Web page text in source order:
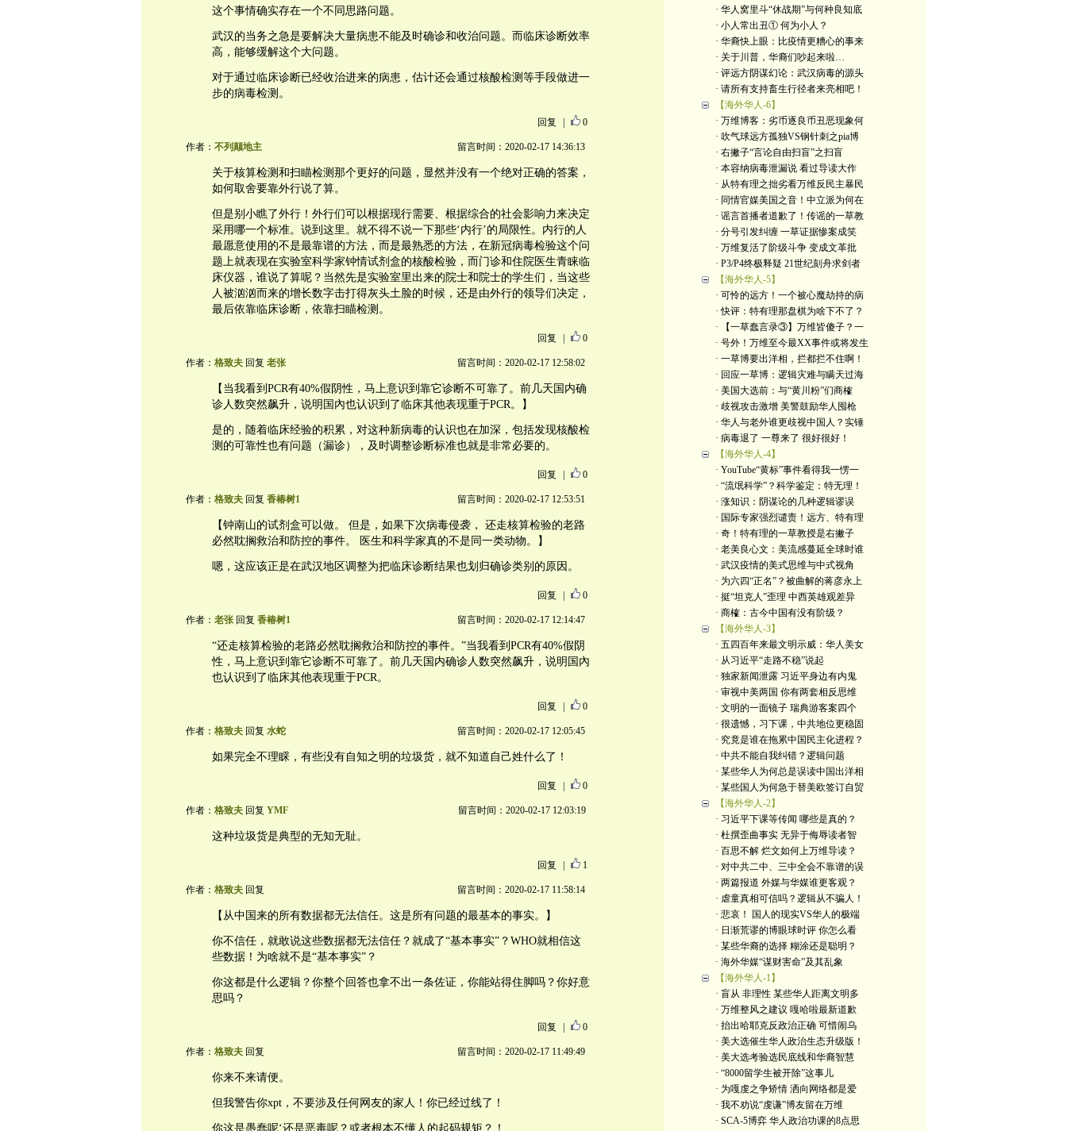
这个事情确实存在一个不同思路问题。
武汉的当务之急是要解决大量病患不能及时确诊和收治问题。而临床诊断效率
高，能够缓解这个大问题。
对于通过临床诊断已经收治进来的病患，估计还会通过核酸检测等手段做进一
步的病毒检测。
回复 0
作者： 不列颠地主 留言时间：2020-02-17 14:36:13
关于核算检测和扫瞄检测那个更好的问题，显然并没有一个绝对正确的答案，
如何取舍要靠外行说了算。
但是别小瞧了外行！外行们可以根据现行需要、根据综合的社会影响力来决定
采用哪一个标准。说到这里。就不得不说一下那些‘内行’的局限性。内行的人
最愿意使用的不是最靠谱的方法，而是最熟悉的方法，在新冠病毒检验这个问
题上就表现在实验室科学家钟情试剂盒的核酸检验，而门诊和住院医生青睐临
床仪器，谁说了算呢？当然先是实验室里出来的院士和院士的学生们，当这些
人被汹汹而来的增长数字击打得灰头土脸的时候，还是由外行的领导们决定，
最后依靠临床诊断，依靠扫瞄检测。
回复 0
作者： 格致夫回复 老张 留言时间：2020-02-17 12:58:02
【当我看到PCR有40%假阴性，马上意识到靠它诊断不可靠了。前几天国内确
诊人数突然飙升，说明国內也认识到了临床其他表现重于PCR。】
是的，随着临床经验的积累，对这种新病毒的认识也在加深，包括发现核酸检
测的可靠性也有问题（漏诊），及时调整诊断标准也就是非常必要的。
回复 0
作者： 格致夫回复 香椿树1 留言时间：2020-02-17 12:53:51
【钟南山的试剂盒可以做。 但是，如果下次病毒侵袭， 还走核算检验的老路
必然耽搁救治和防控的事件。 医生和科学家真的不是同一类动物。】
嗯，这应该正是在武汉地区调整为把临床诊断结果也划归确诊类别的原因。
回复 0
作者： 老张回复 香椿树1 留言时间：2020-02-17 12:14:47
“还走核算检验的老路必然耽搁救治和防控的事件。”当我看到PCR有40%假阴
性，马上意识到靠它诊断不可靠了。前几天国内确诊人数突然飙升，说明国內
也认识到了临床其他表现重于PCR。
回复 0
作者： 格致夫回复 水蛇 留言时间：2020-02-17 12:05:45
如果完全不理睬，有些没有自知之明的垃圾货，就不知道自己姓什么了！
回复 0
作者： 格致夫回复 YMF 留言时间：2020-02-17 12:03:19
这种垃圾货是典型的无知无耻。
回复 1
作者： 格致夫回复 留言时间：2020-02-17 11:58:14
【从中国来的所有数据都无法信任。这是所有问题的最基本的事实。】
你不信任，就敢说这些数据都无法信任？就成了“基本事实”？WHO就相信这
些数据！为啥就不是“基本事实”？
你这都是什么逻辑？你整个回答也拿不出一条佐证，你能站得住脚吗？你好意
思吗？
回复 0
作者： 格致夫回复 留言时间：2020-02-17 11:49:49
你来不来请便。
但我警告你xpt，不要涉及任何网友的家人！你已经过线了！
你这是愚蠢呢‘还是恶毒呢？或者根本不懂人的起码规矩？！
· 华人窝里斗“休战期”与何种良知底
· 小人常出丑① 何为小人？
· 华裔快上眼：比疫情更糟心的事来
· 关于川普，华裔们吵起来啦…
· 评远方阴谋幻论：武汉病毒的源头
· 请所有支持畜生行径者来亮相吧！
【海外华人-6】
· 万维博客：劣币逐良币丑恶现象何
· 吹气球远方孤独VS钢针刺之pia博
· 右撇子“言论自由扫盲”之扫盲
· 本容纳病毒泄漏说 看过导读大作
· 从特有理之拙劣看万维反民主暴民
· 同情官媒美国之音！中立派为何在
· 谣言首播者道歉了！传谣的一草教
· 分号引发纠缠 一草证据惨案成笑
· 万维复活了阶级斗争 变成文革批
· P3/P4终极释疑 21世纪刻舟求剑者
【海外华人-5】
· 可怜的远方！一个被心魔劫持的病
· 快评：特有理那盘棋为啥下不了？
· 【一草蠢言录③】万维皆傻子？一
· 号外！万维至今最XX事件或将发生
· 一草博要出洋相，拦都拦不住啊！
· 回应一草博：逻辑灾难与瞒天过海
· 美国大选前：与“黄川粉”们商榷
· 歧视攻击激增 美警鼓励华人囤枪
· 华人与老外谁更歧视中国人？实锤
· 病毒退了 一尊来了 很好很好！
【海外华人-4】
· YouTube“黄标”事件看得我一愣一
· “流氓科学”？科学鉴定：特无理！
· 涨知识：阴谋论的几种逻辑谬误
· 国际专家强烈谴责！远方、特有理
· 奇！特有理的一草教授是右撇子
· 老美良心文：美流感蔓延全球时谁
· 武汉疫情的美式思维与中式视角
· 为六四“正名”？被曲解的蒋彦永上
· 挺“坦克人”歪理 中西英雄观差异
· 商榷：古今中国有没有阶级？
【海外华人-3】
· 五四百年来最文明示威：华人美女
· 从习近平“走路不稳”说起
· 独家新闻泄露 习近平身边有内鬼
· 审视中美两国 你有两套相反思维
· 文明的一面镜子 瑞典游客案四个
· 很遗憾，习下课，中共地位更稳固
· 究竟是谁在拖累中国民主化进程？
· 中共不能自我纠错？逻辑问题
· 某些华人为何总是误读中国出洋相
· 某些国人为何急于替美欧签订自贸
【海外华人-2】
· 习近平下课等传闻 哪些是真的？
· 杜撰歪曲事实 无异于侮辱读者智
· 百思不解 烂文如何上万维导读？
· 对中共二中、三中全会不靠谱的误
· 两篇报道 外媒与华媒谁更客观？
· 虐童真相可信吗？逻辑从不骗人！
· 悲哀！ 国人的现实VS华人的极端
· 日渐荒谬的博眼球时评 你怎么看
· 某些华裔的选择 糊涂还是聪明？
· 海外华媒“谋财害命”及其乱象
【海外华人-1】
· 盲从 非理性 某些华人距离文明多
· 万维整风之建议 嘎哈啦最新道歉
· 抬出哈耶克反政治正确 可惜闹乌
· 美大选催生华人政治生态升级版！
· 美大选考验选民底线和华裔智慧
· “8000留学生被开除”这事儿
· 为嘎虔之争矫情 洒向网络都是爱
· 我不劝说“虔谦”博友留在万维
· SCA-5博弈 华人政治功课的8点思